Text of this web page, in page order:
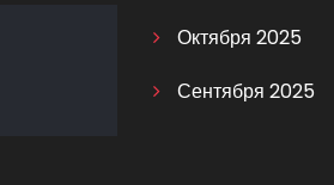
Октября 2025
Сентября 2025